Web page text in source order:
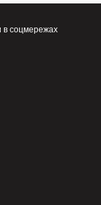
в соцмережах